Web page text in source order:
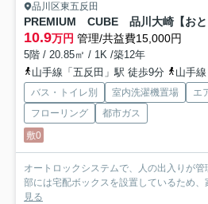
品川区東五反田
10.9万円 管理/共益費15,000円
5階 / 20.85㎡ / 1K /築12年
山手線「五反田」駅 徒歩9分
山手
バス・トイレ別 室内洗濯機置場 エ
フローリング
都市ガス
敷0
オートロックシステムで、人の出入りが
部には宅配ボックスを設置しているため
見る